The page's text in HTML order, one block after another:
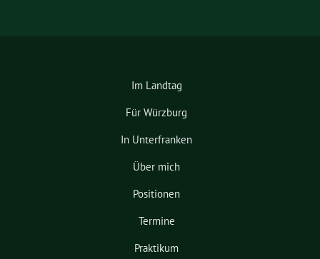
Im Landtag
Für Würzburg
In Unterfranken
Über mich
Positionen
Termine
Praktikum